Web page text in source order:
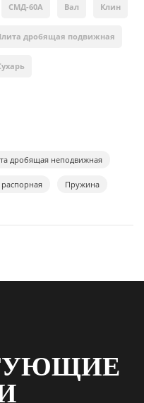
СМД-60А Вал Клин
дробящая подвижная
дробящая неподвижная
распорная Пружина